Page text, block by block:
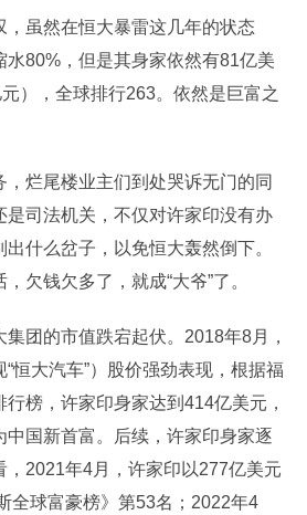
，虽然在恒大暴雷这几年的状态
水80%，但是其身家依然有81亿美
），全球排行263。依然是巨富之
烂尾楼业主们到处哭诉无门的同
是司法机关，不仅对许家印没有办
什么岔子，以免恒大轰然倒下。
欠钱欠多了，就成“大爷”了。
团的市值跌宕起伏。2018年8月，
恒大汽车”）股价强劲表现，根据福
榜，许家印身家达到414亿美元，
中国新首富。后续，许家印身家逐
，2021年4月，许家印以277亿美元
全球富豪榜》第53名；2022年4